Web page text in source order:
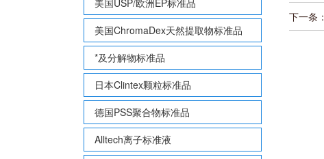
美国USP/欧洲EP标准品
美国ChromaDex天然提取物标准品
*及分解物标准品
日本Clintex颗粒标准品
德国PSS聚合物标准品
Alltech离子标准液
下一条：